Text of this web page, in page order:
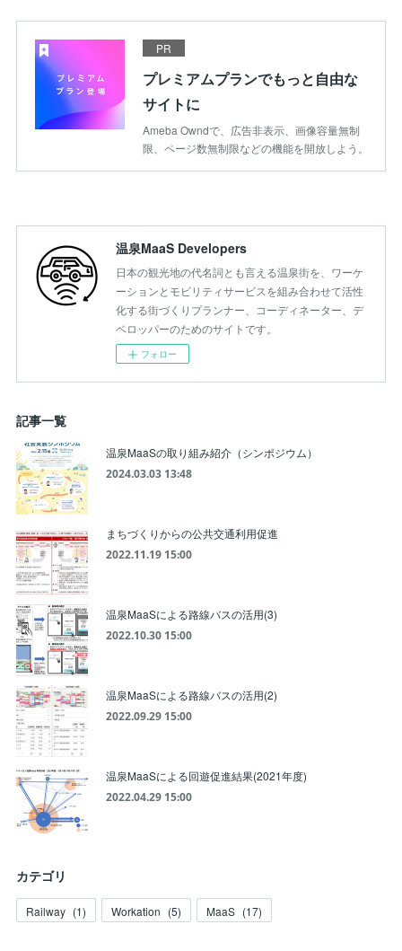
PR
プレミアムプランでもっと自由な
サイトに
Ameba Owndで、広告非表示、画像容量無制
限、ページ数無制限などの機能を開放しよう。
温泉MaaS Developers
日本の観光地の代名詞とも言える温泉街を、ワーケ
ーションとモビリティサービスを組み合わせて活性
化する街づくりプランナー、コーディネーター、デ
ベロッパーのためのサイトです。
フォロー
記事一覧
温泉MaaSの取り組み紹介（シンポジウム）
2024.03.03 13:48
まちづくりからの公共交通利用促進
2022.11.19 15:00
温泉MaaSによる路線バスの活用(3)
2022.10.30 15:00
温泉MaaSによる路線バスの活用(2)
2022.09.29 15:00
温泉MaaSによる回遊促進結果(2021年度)
2022.04.29 15:00
カテゴリ
Railway (1) Workation (5) MaaS (17)